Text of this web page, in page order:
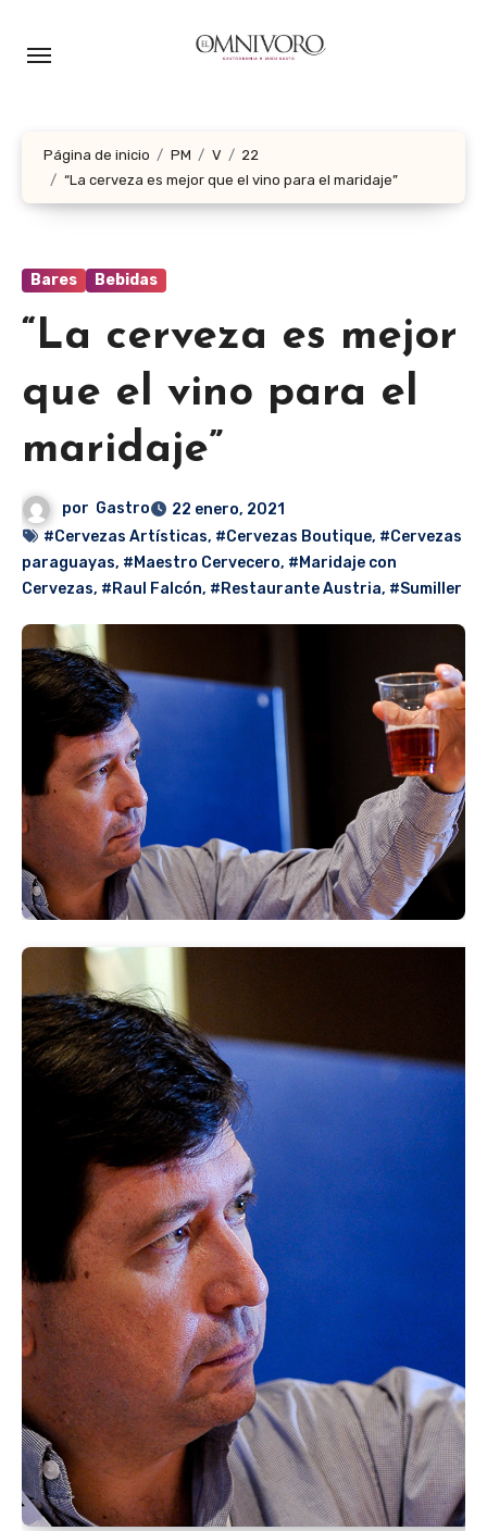
Página de inicio PM V
22
“La cerveza es mejor que el vino para el maridaje”
Bares Bebidas
“La cerveza es mejor
que el vino para el
maridaje”
por Gastro
22 enero, 2021
#Cervezas Artísticas, #Cervezas Boutique, #Cervezas
paraguayas, #Maestro Cervecero, #Maridaje con
Cervezas, #Raul Falcón, #Restaurante Austria, #Sumiller